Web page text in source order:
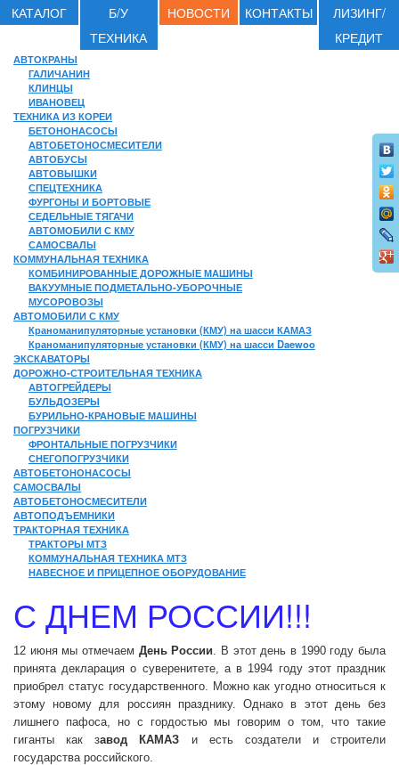
КАТАЛОГ
Б/У
ТЕХНИКА
НОВОСТИ КОНТАКТЫ
ЛИЗИНГ/
КРЕДИТ
АВТОКРАНЫ
ГАЛИЧАНИН
КЛИНЦЫ
ИВАНОВЕЦ
ТЕХНИКА ИЗ КОРЕИ
БЕТОНОНАСОСЫ
АВТОБЕТОНОСМЕСИТЕЛИ
АВТОБУСЫ
АВТОВЫШКИ
СПЕЦТЕХНИКА
ФУРГОНЫ И БОРТОВЫЕ
СЕДЕЛЬНЫЕ ТЯГАЧИ
АВТОМОБИЛИ С КМУ
САМОСВАЛЫ
КОММУНАЛЬНАЯ ТЕХНИКА
КОМБИНИРОВАННЫЕ ДОРОЖНЫЕ МАШИНЫ
ВАКУУМНЫЕ ПОДМЕТАЛЬНО-УБОРОЧНЫЕ
МУСОРОВОЗЫ
АВТОМОБИЛИ С КМУ
Краноманипуляторные установки (КМУ) на шасси КАМАЗ
Краноманипуляторные установки (КМУ) на шасси Daewoo
ЭКСКАВАТОРЫ
ДОРОЖНО-СТРОИТЕЛЬНАЯ ТЕХНИКА
АВТОГРЕЙДЕРЫ
БУЛЬДОЗЕРЫ
БУРИЛЬНО-КРАНОВЫЕ МАШИНЫ
ПОГРУЗЧИКИ
ФРОНТАЛЬНЫЕ ПОГРУЗЧИКИ
СНЕГОПОГРУЗЧИКИ
АВТОБЕТОНОНАСОСЫ
САМОСВАЛЫ
АВТОБЕТОНОСМЕСИТЕЛИ
АВТОПОДЪЕМНИКИ
ТРАКТОРНАЯ ТЕХНИКА
ТРАКТОРЫ МТЗ
КОММУНАЛЬНАЯ ТЕХНИКА МТЗ
НАВЕСНОЕ И ПРИЦЕПНОЕ ОБОРУДОВАНИЕ
С ДНЕМ РОССИИ!!!
12 июня мы отмечаем День России. В этот день в 1990 году была
принята декларация о суверенитете, а в 1994 году этот праздник
приобрел статус государственного. Можно как угодно относиться к
этому новому для россиян празднику. Однако в этот день без
лишнего пафоса, но с гордостью мы говорим о том, что такие
гиганты как завод КАМАЗ и есть создатели и строители
государства российского.